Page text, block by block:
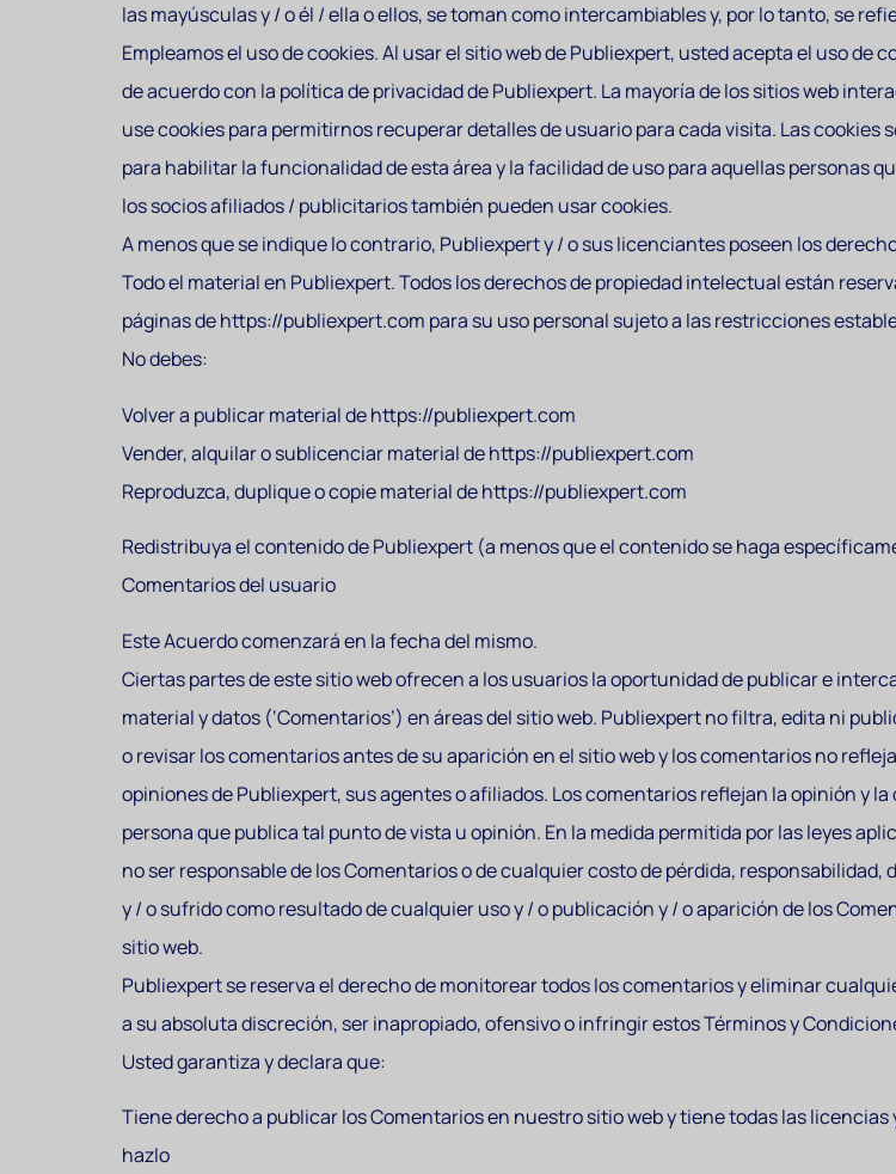
las mayúsculas y / o él / ella o ellos, se toman como intercambiables y, por lo tanto, se
Empleamos el uso de cookies. Al usar el sitio web de Publiexpert, usted acepta el uso de
de acuerdo con la política de privacidad de Publiexpert. La mayoría de los sitios web
use cookies para permitirnos recuperar detalles de usuario para cada visita. Las cookies
para habilitar la funcionalidad de esta área y la facilidad de uso para aquellas personas
los socios afiliados / publicitarios también pueden usar cookies.
A menos que se indique lo contrario, Publiexpert y / o sus licenciantes poseen los
Todo el material en Publiexpert. Todos los derechos de propiedad intelectual están
páginas de https://publiexpert.com para su uso personal sujeto a las restricciones
No debes:
Volver a publicar material de https://publiexpert.com
Vender, alquilar o sublicenciar material de https://publiexpert.com
Reproduzca, duplique o copie material de https://publiexpert.com
Redistribuya el contenido de Publiexpert (a menos que el contenido se haga
Comentarios del usuario
Este Acuerdo comenzará en la fecha del mismo.
Ciertas partes de este sitio web ofrecen a los usuarios la oportunidad de publicar e
material y datos (‘Comentarios’) en áreas del sitio web. Publiexpert no filtra, edita ni
o revisar los comentarios antes de su aparición en el sitio web y los comentarios no
opiniones de Publiexpert, sus agentes o afiliados. Los comentarios reflejan la opinión y la
persona que publica tal punto de vista u opinión. En la medida permitida por las leyes
no ser responsable de los Comentarios o de cualquier costo de pérdida, responsabilidad,
y / o sufrido como resultado de cualquier uso y / o publicación y / o aparición de los
sitio web.
Publiexpert se reserva el derecho de monitorear todos los comentarios y eliminar
a su absoluta discreción, ser inapropiado, ofensivo o infringir estos Términos y
Usted garantiza y declara que:
Tiene derecho a publicar los Comentarios en nuestro sitio web y tiene todas las
hazlo